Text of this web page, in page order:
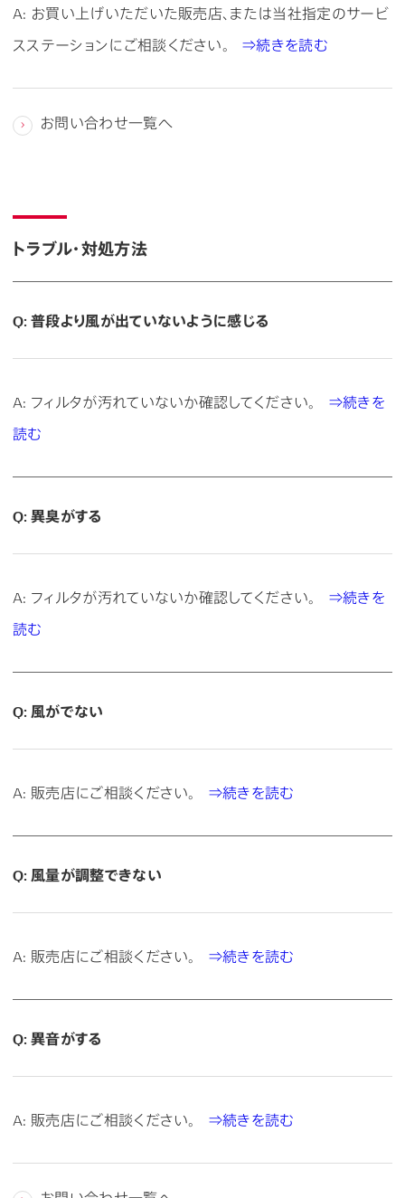
A: お買い上げいただいた販売店、または当社指定のサービ
スステーションにご相談ください。 ⇒続きを読む
お問い合わせ一覧へ
トラブル・対処方法
Q: 普段より風が出ていないように感じる
A: フィルタが汚れていないか確認してください。 ⇒続きを
読む
Q: 異臭がする
A: フィルタが汚れていないか確認してください。 ⇒続きを
読む
Q: 風がでない
A: 販売店にご相談ください。 ⇒続きを読む
Q: 風量が調整できない
A: 販売店にご相談ください。 ⇒続きを読む
Q: 異音がする
A: 販売店にご相談ください。 ⇒続きを読む